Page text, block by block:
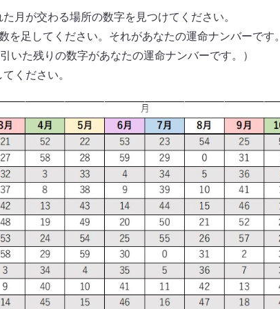
月が交わる場所の数字を見つけてください。
を足してください。それがあなたの運命ナンバーです。
いた残りの数字があなたの運命ナンバーです。）
ください。